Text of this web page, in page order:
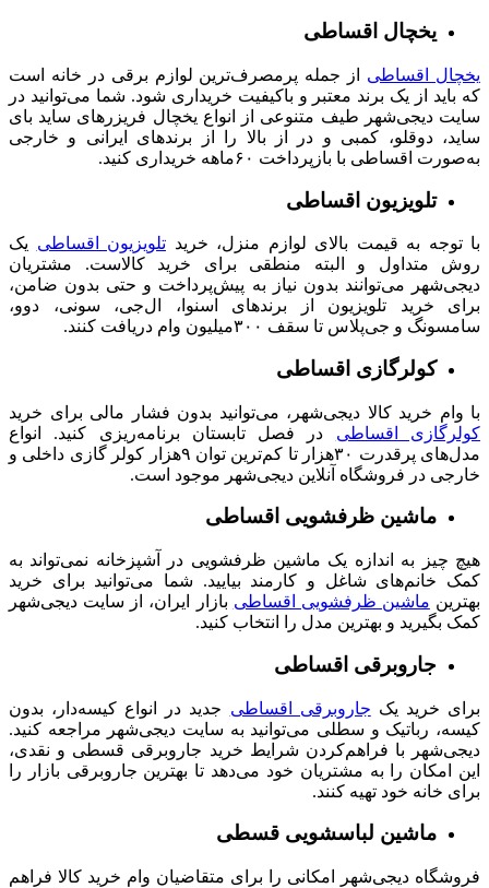
یخچال اقساطی
یخچال اقساطی
از جمله پرمصرف‌ترین لوازم برقی در خانه است
که باید از یک برند معتبر و باکیفیت خریداری شود. شما می‌توانید در
سایت دیجی‌شهر طیف متنوعی از انواع یخچال‌ فریزرهای ساید بای
ساید، دوقلو، کمبی و در از بالا را از برندهای ایرانی و خارجی
به‌صورت اقساطی با بازپرداخت ۶۰ماهه خریداری کنید.
تلویزیون اقساطی
با توجه به قیمت بالای لوازم منزل، خرید تلویزیون اقساطی یک
روش متداول و البته منطقی برای خرید کالاست. مشتریان
دیجی‌شهر می‌توانند بدون نیاز به پیش‌پرداخت و حتی بدون ضامن،
برای خرید تلویزیون از برندهای اسنوا، ال‌جی، سونی، دوو،
سامسونگ و جی‌پلاس تا سقف ۳۰۰میلیون وام دریافت کنند.
کولرگازی اقساطی
با وام خرید کالا دیجی‌شهر، می‌توانید بدون فشار مالی برای خرید
کولرگازی اقساطی
در فصل تابستان برنامه‌ریزی کنید. انواع
مدل‌های پرقدرت ۳۰هزار تا کم‌ترین توان ۹هزار کولر گازی داخلی و
خارجی در فروشگاه آنلاین دیجی‌شهر موجود است.
ماشین ظرفشویی اقساطی
هیچ چیز به اندازه یک ماشین ظرفشویی در آشپزخانه نمی‌تواند به
کمک خانم‌های شاغل و کارمند بیایید. شما می‌توانید برای خرید
بهترین ماشین ظرفشویی اقساطی بازار ایران، از سایت دیجی‌شهر
کمک بگیرید و بهترین مدل را انتخاب کنید.
جاروبرقی اقساطی
برای خرید یک جاروبرقی‌ اقساطی جدید در انواع کیسه‌دار، بدون
کیسه، رباتیک و سطلی می‌توانید به سایت دیجی‌شهر مراجعه کنید.
دیجی‌شهر با فراهم‌کردن شرایط خرید جاروبرقی قسطی و نقدی،
این امکان را به مشتریان خود می‌دهد تا بهترین جاروبرقی بازار را
برای خانه خود تهیه کنند.
ماشین لباسشویی قسطی
فروشگاه دیجی‌شهر امکانی را برای متقاضیان وام خرید کالا فراهم